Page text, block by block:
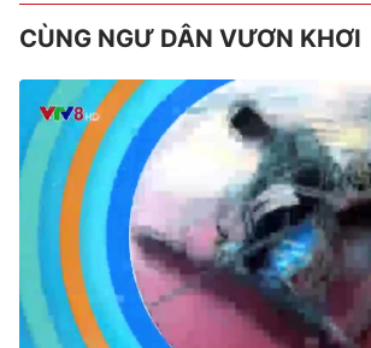
CÙNG NGƯ DÂN VƯƠN KHƠI